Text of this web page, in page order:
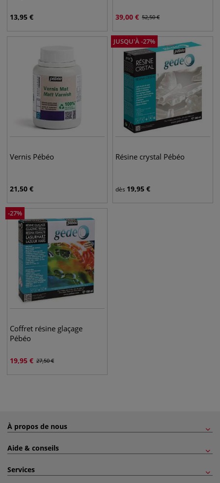
13,95 € 39,00 € 52,50€
Vernis Pébéo
21,50 €
JUSQU'À-27%
Résine crystal Pébéo
dès 19,95 €
-27%
Coffret résine glaçage
Pébéo
19,95 € 27,50€
À propos de nous
Aide & conseils
Services